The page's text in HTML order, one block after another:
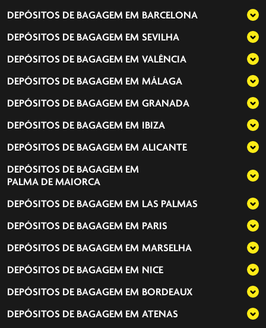
DEPÓSITOS DE BAGAGEM EM BARCELONA
DEPÓSITOS DE BAGAGEM EM SEVILHA
DEPÓSITOS DE BAGAGEM EM VALÊNCIA
DEPÓSITOS DE BAGAGEM EM MÁLAGA
DEPÓSITOS DE BAGAGEM EM GRANADA
DEPÓSITOS DE BAGAGEM EM IBIZA
DEPÓSITOS DE BAGAGEM EM ALICANTE
DEPÓSITOS DE BAGAGEM EM
PALMA DE MAIORCA
DEPÓSITOS DE BAGAGEM EM LAS PALMAS
DEPÓSITOS DE BAGAGEM EM PARIS
DEPÓSITOS DE BAGAGEM EM MARSELHA
DEPÓSITOS DE BAGAGEM EM NICE
DEPÓSITOS DE BAGAGEM EM BORDEAUX
DEPÓSITOS DE BAGAGEM EM ATENAS